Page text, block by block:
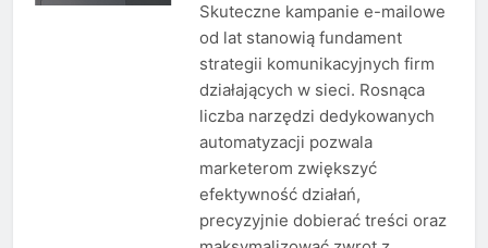
Skuteczne kampanie e-mailowe
od lat stanowią fundament
strategii komunikacyjnych firm
działających w sieci. Rosnąca
liczba narzędzi dedykowanych
automatyzacji pozwala
marketerom zwiększyć
efektywność działań,
precyzyjnie dobierać treści oraz